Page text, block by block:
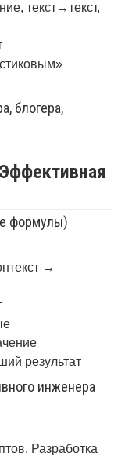
текст→текст,
блогера,
формулы)
→
результат
инженера
Разработка